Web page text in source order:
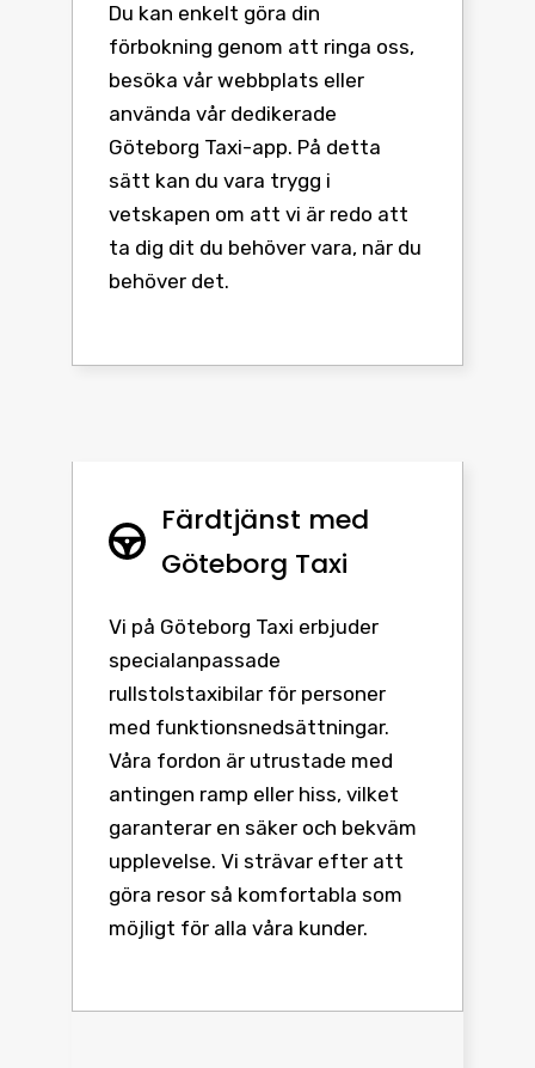
Du kan enkelt göra din
förbokning genom att ringa oss,
besöka vår webbplats eller
använda vår dedikerade
Göteborg Taxi-app. På detta
sätt kan du vara trygg i
vetskapen om att vi är redo att
ta dig dit du behöver vara, när du
behöver det.
Färdtjänst med
Göteborg Taxi
Vi på Göteborg Taxi erbjuder
specialanpassade
rullstolstaxibilar för personer
med funktionsnedsättningar.
Våra fordon är utrustade med
antingen ramp eller hiss, vilket
garanterar en säker och bekväm
upplevelse. Vi strävar efter att
göra resor så komfortabla som
möjligt för alla våra kunder.